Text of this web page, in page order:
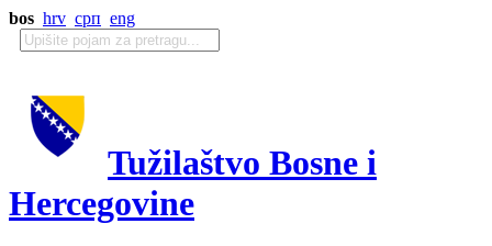
bos hrv срп eng
Tužilaštvo Bosne i
Hercegovine